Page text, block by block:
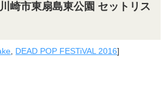
崎市東扇島東公園 セットリス
, DEAD POP FESTiVAL 2016]